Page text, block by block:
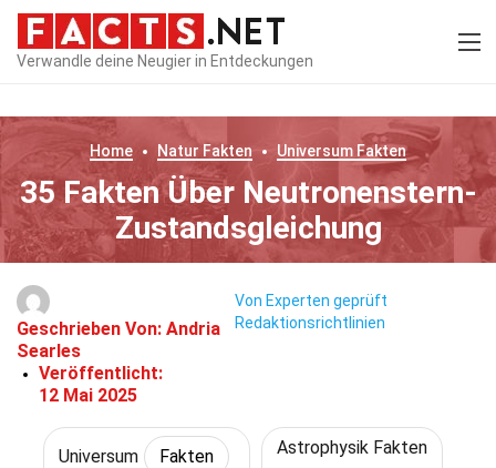
Verwandle deine Neugier in Entdeckungen
Home Natur Fakten Universum Fakten
35 Fakten Über Neutronenstern-
Zustandsgleichung
Geschrieben Von: Andria
Searles
Veröffentlicht:
12 Mai 2025
Von Experten geprüft
Redaktionsrichtlinien
Universum Fakten Astrophysik Fakten